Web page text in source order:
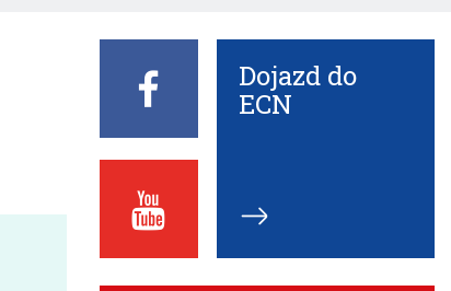
Facebook
ECN
Youtube
ECN
Dojazd do
ECN